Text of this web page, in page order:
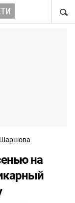
на